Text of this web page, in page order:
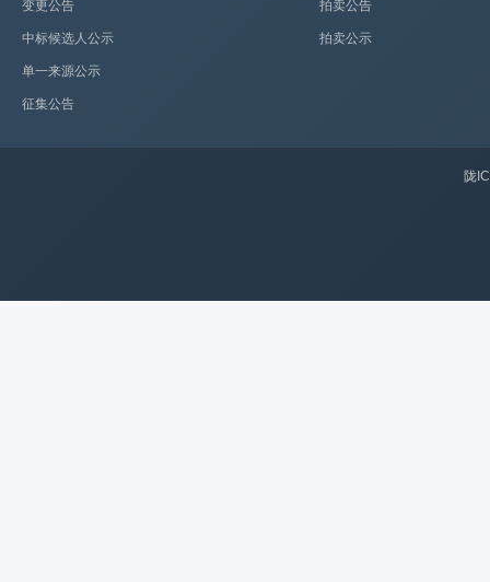
变更公告
中标候选人公示
单一来源公示
征集公告
拍卖公告
拍卖公示
陇